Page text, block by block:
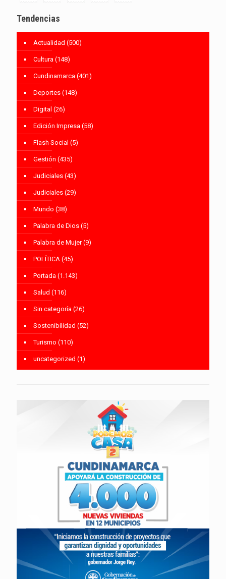
Tendencias
Actualidad (500)
Cultura (148)
Cundinamarca (401)
Deportes (148)
Digital (26)
Edición Impresa (58)
Flash Social (5)
Gestión (435)
Judiciales (43)
Judiciales (29)
Mundo (38)
Palabra de Dios (5)
Palabra de Mujer(9)
POLÍTICA (45)
Portada (1.143)
Salud (116)
Sin categoría (26)
Sostenibilidad (52)
Turismo (110)
uncategorized (1)